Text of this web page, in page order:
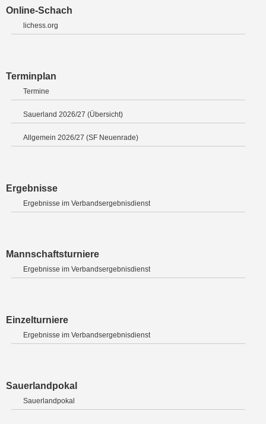
Online-Schach
lichess.org
Terminplan
Termine
Sauerland 2026/27 (Übersicht)
Allgemein 2026/27 (SF Neuenrade)
Ergebnisse
Ergebnisse im Verbandsergebnisdienst
Mannschaftsturniere
Ergebnisse im Verbandsergebnisdienst
Einzelturniere
Ergebnisse im Verbandsergebnisdienst
Sauerlandpokal
Sauerlandpokal